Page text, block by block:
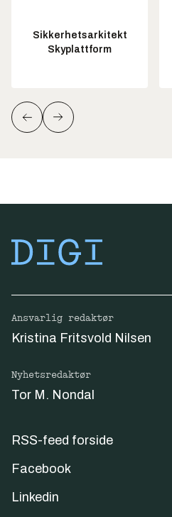
Sikkerhetsarkitekt
Skyplattform
Ansvarlig redaktør
Kristina Fritsvold Nilsen
Nyhetsredaktør
Tor M. Nondal
RSS-feed forside
Facebook
Linkedin